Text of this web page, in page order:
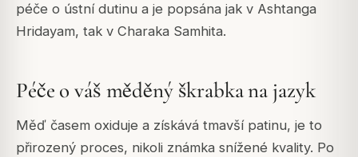
péče o ústní dutinu a je popsána jak v Ashtanga
Hridayam, tak v Charaka Samhita.
Péče o váš měděný škrabka na jazyk
Měď časem oxiduje a získává tmavší patinu, je to
přirozený proces, nikoli známka snížené kvality. Po